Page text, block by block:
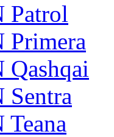
Patrol
Primera
Qashqai
Sentra